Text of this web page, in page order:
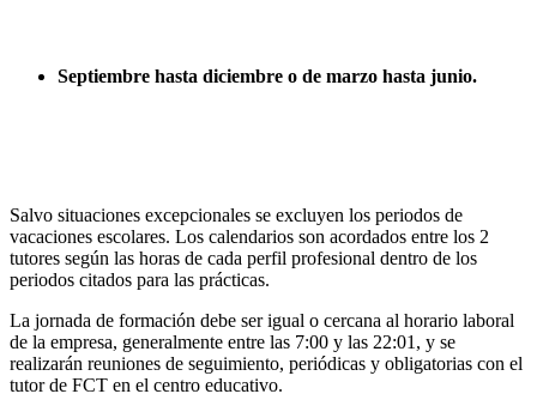
Septiembre hasta diciembre o de marzo hasta junio.
Salvo situaciones excepcionales se excluyen los periodos de
vacaciones escolares. Los calendarios son acordados entre los 2
tutores según las horas de cada perfil profesional dentro de los
periodos citados para las prácticas.
La jornada de formación debe ser igual o cercana al horario laboral
de la empresa, generalmente entre las 7:00 y las 22:01, y se
realizarán reuniones de seguimiento, periódicas y obligatorias con el
tutor de FCT en el centro educativo.